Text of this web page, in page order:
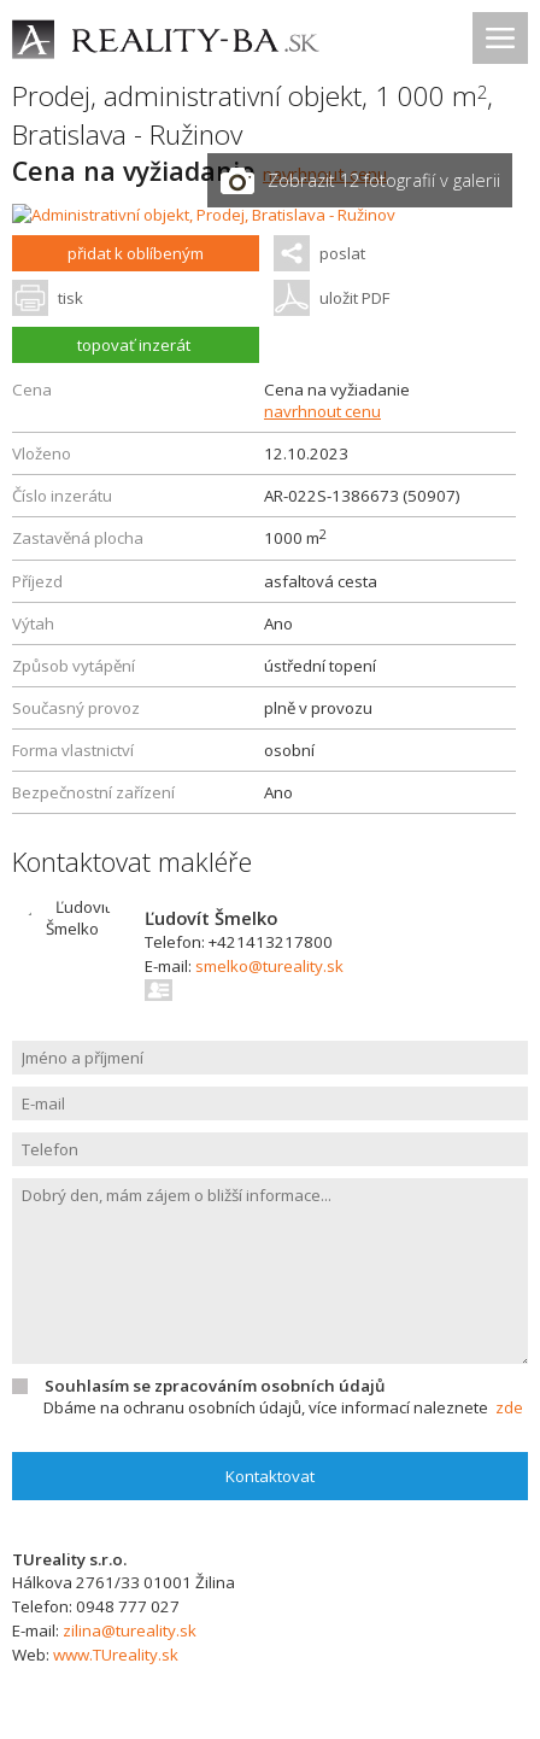
Prodej, administrativní objekt, 1 000 m2,
Bratislava - Ružinov
Cena na vyžiadanie navrhnout cenu
Zobrazit 12 fotografií v galerii
přidat k oblíbeným poslat
tisk uložit PDF
topovať inzerát
Cena
Cena na vyžiadanie
navrhnout cenu
Vloženo
12.10.2023
Číslo inzerátu
AR-022S-1386673 (50907)
Zastavěná plocha
1000 m2
Příjezd
asfaltová cesta
Výtah
Ano
Způsob vytápění
ústřední topení
Současný provoz
plně v provozu
Forma vlastnictví
osobní
Bezpečnostní zařízení
Ano
Kontaktovat makléře
Ľudovít Šmelko
Telefon: +421413217800
E-mail: smelko@tureality.sk
Souhlasím se zpracováním osobních údajů
Dbáme na ochranu osobních údajů, více informací naleznete zde
Kontaktovat
TUreality s.r.o.
Hálkova 2761/33 01001 Žilina
Telefon: 0948 777 027
E-mail: zilina@tureality.sk
Web: www.TUreality.sk